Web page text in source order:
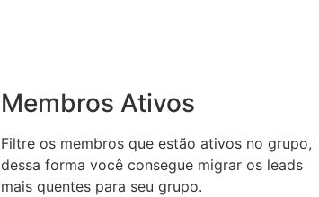
Membros Ativos
Filtre os membros que estão ativos no grupo,
dessa forma você consegue migrar os leads
mais quentes para seu grupo.